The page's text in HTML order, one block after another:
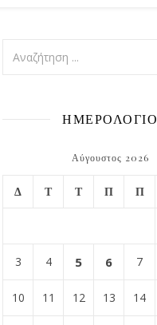
ΗΜΕΡΟΛΟΓΙΟ
Αύγουστος 2026
Δ Τ Τ Π Π
3 4 5 6 7
10 11 12 13 14